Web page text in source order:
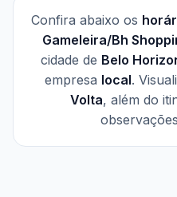
Confira abaixo os
Gameleira/Bh
cidade de Belo
empresa local.
Volta, além do